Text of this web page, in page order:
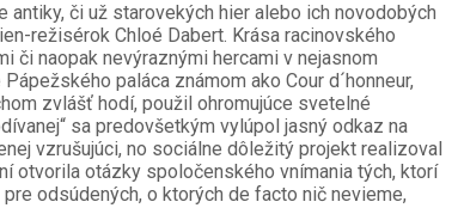
či už starovekých hier alebo ich novodobých
režisérok Chloé Dabert. Krása racinovského
či naopak nevýraznými hercami v nejasnom
paláca známom ako Cour d´honneur,
zvlášť hodí, použil ohromujúce svetelné
sa predovšetkým vylúpol jasný odkaz na
vzrušujúci, no sociálne dôležitý projekt realizoval
otvorila otázky spoločenského vnímania tých, ktorí
odsúdených, o ktorých de facto nič nevieme,